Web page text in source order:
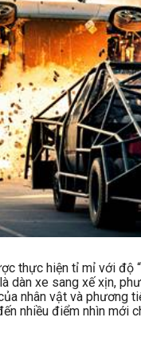
thực hiện tỉ mỉ với độ
dàn xe sang xế xịn,
nhân vật và phương
nhiều điểm nhìn mới